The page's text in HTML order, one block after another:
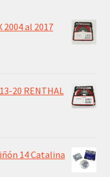
2004 al 2017
20 RENTHAL
14 Catalina